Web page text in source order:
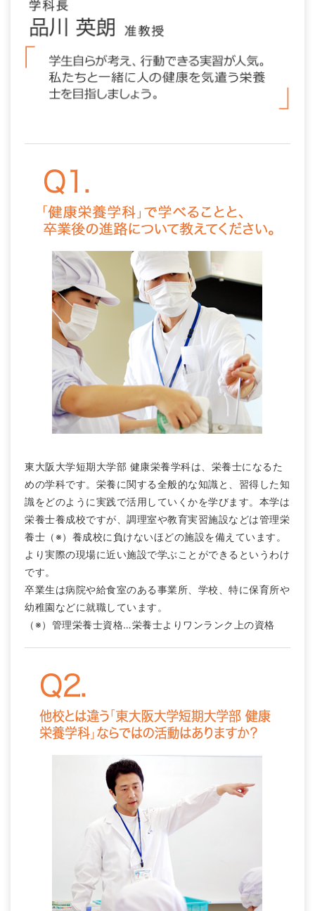
東大阪大学短期大学部 健康栄養学科は、栄養士になるた
めの学科です。栄養に関する全般的な知識と、習得した知
識をどのように実践で活用していくかを学びます。本学は
栄養士養成校ですが、調理室や教育実習施設などは管理栄
養士（※）養成校に負けないほどの施設を備えています。
より実際の現場に近い施設で学ぶことができるというわけ
です。
卒業生は病院や給食室のある事業所、学校、特に保育所や
幼稚園などに就職しています。
（※）管理栄養士資格…栄養士よりワンランク上の資格